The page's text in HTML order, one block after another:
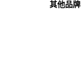
其他品牌